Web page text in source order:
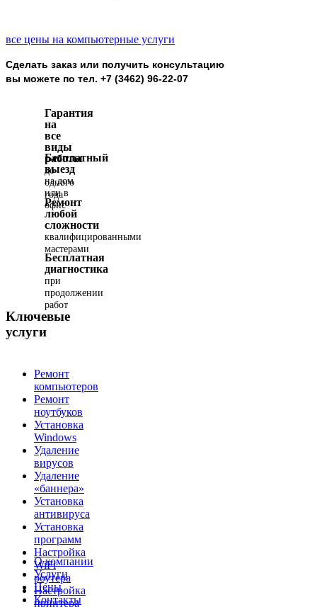
все цены на компьютерные услуги
Сделать заказ или получить консультацию
вы можете по тел. +7 (3462) 96-22-07
Гарантия
на
все
виды
работы
до
одного
года
Бесплатный
выезд
на дом
или в
офис
Ремонт
любой
сложности
квалифицированными
мастерами
Бесплатная
диагностика
при
продолжении
работ
Ключевые
услуги
Ремонт
компьютеров
Ремонт
ноутбуков
Установка
Windows
Удаление
вирусов
Удаление
«баннера»
Установка
антивируса
Установка
программ
Настройка
WiFi
роутера
Настройка
принтера
О компании
Услуги
Цены
Контакты